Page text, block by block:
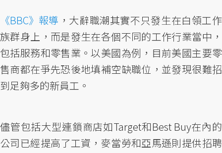
《BBC》報導 ，大辭職潮其實不只發生在白領工作
族群身上，而是發生在各個不同的工作行業當中，
包括服務和零售業。以美國為例，目前美國主要零
售商都在爭先恐後地填補空缺職位，並發現很難招
到足夠多的新員工。
儘管包括大型連鎖商店如Target和Best Buy在內的
公司已經提高了工資，麥當勞和亞馬遜則提供招聘